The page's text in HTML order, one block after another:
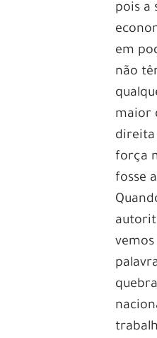
pois a
em
não
maior
direita
força
fosse